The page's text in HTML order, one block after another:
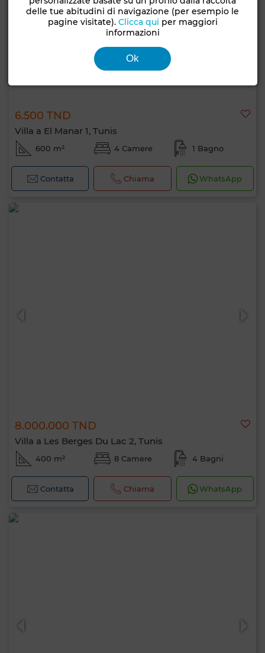
6.500 TND
Villa a El Manar 1, Tunis
600 m² 4 Camere 1 Bagno
Contatta Chiama WhatsApp
8.000.000 TND
Villa a Les Berges Du Lac 2, Tunis
400 m² 8 Camere 4 Bagni
Contatta Chiama WhatsApp
delle tue abitudini di navigazione (per esempio le
pagine visitate). Clicca qui per maggiori
informazioni
Ok